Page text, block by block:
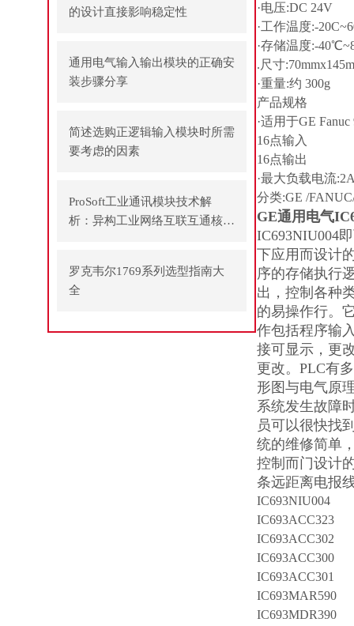
的设计直接影响稳定性
通用电气输入输出模块的正确安
装步骤分享
简述选购正逻辑输入模块时所需
要考虑的因素
ProSoft工业通讯模块技术解
析：异构工业网络互联互通核心
罗克韦尔1769系列选型指南大
全
·电压:DC 24V
·工作温度:-
·存储温度:-
.尺寸
·重量:约 300g
产品规格
·适用于GE
16点输入
16点输出
·最大负载电流
分类:GE /
GE通用电气
IC693NIU004
下应用而设计
序的存储执行
出，控制各种
的易操作行。
作包括程序输
接可显示，更
更改。PLC有
形图与电气原
系统发生故障
员可以很快找
统的维修简单
控制而门设计
条远距离电报
IC693NIU004
IC693ACC323
IC693ACC302
IC693ACC300
IC693ACC301
IC693MAR590
IC693MDR390